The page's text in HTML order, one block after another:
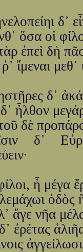
δ᾽
ὅσα οἱ
ἐπεὶ δὴ
ἴμεναι
δ᾽
ἦλθον
δὲ
δ᾽
ἦ μέγα
ὁδὸς
ἄγε νῆα
ἐρέτας